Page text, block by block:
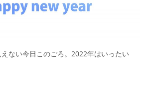
ない今日このごろ。2022年はいったい